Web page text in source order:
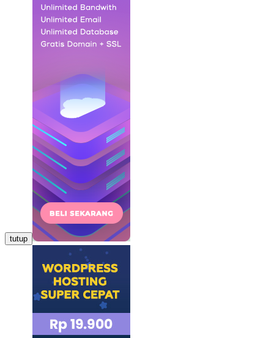
tutup